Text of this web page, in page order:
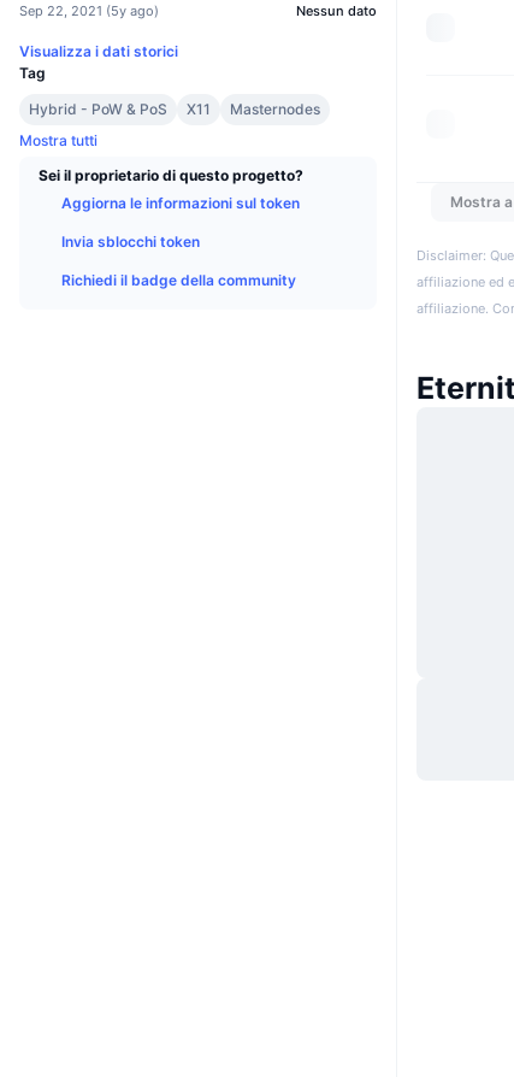
Sep 22, 2021 (5y ago) Nessun dato
Visualizza i dati storici
Tag
Hybrid - PoW & PoS
X11
Masternodes
Mostra tutti
Sei il proprietario di questo progetto?
Aggiorna le informazioni sul token
Invia sblocchi token
Richiedi il badge della community
Mostra
Disclaimer:
affiliazione ed
affiliazione.